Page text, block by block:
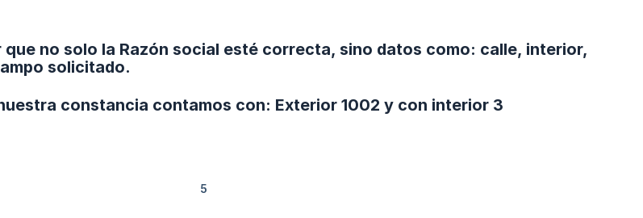
que no solo la Razón social esté correcta, sino datos como: calle, interior,
solicitado.
constancia contamos con: Exterior 1002 y con interior 3